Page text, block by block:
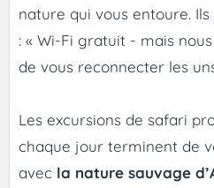
nature qui vous entoure.
: « Wi-Fi gratuit - mais
de vous reconnecter les
Les excursions de safari
chaque jour terminent de
avec la nature sauvage